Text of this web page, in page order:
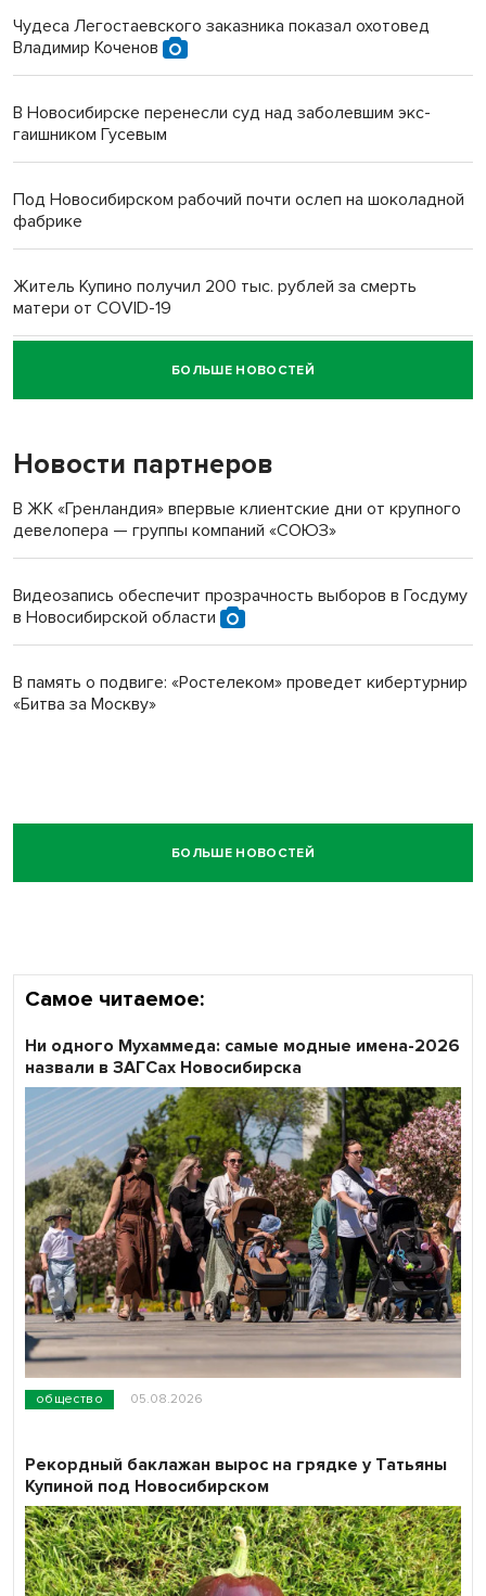
Чудеса Легостаевского заказника показал охотовед
Владимир Коченов
В Новосибирске перенесли суд над заболевшим экс-
гаишником Гусевым
Под Новосибирском рабочий почти ослеп на шоколадной
фабрике
Житель Купино получил 200 тыс. рублей за смерть
матери от COVID-19
Новосибирский суд наказал водителя за смерть
пенсионерки на вокзале
БОЛЬШЕ НОВОСТЕЙ
Новости партнеров
В ЖК «Гренландия» впервые клиентские дни от крупного
девелопера — группы компаний «СОЮЗ»
Видеозапись обеспечит прозрачность выборов в Госдуму
в Новосибирской области
В память о подвиге: «Ростелеком» проведет кибертурнир
«Битва за Москву»
БОЛЬШЕ НОВОСТЕЙ
Самое читаемое:
общество 05.08.2026
Ни одного Мухаммеда: самые модные имена-2026
назвали в ЗАГСах Новосибирска
Рекордный баклажан вырос на грядке у Татьяны
Купиной под Новосибирском